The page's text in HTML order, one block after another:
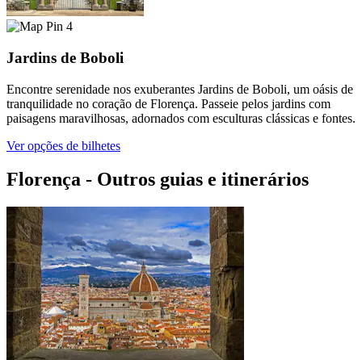
4
Jardins de Boboli
Encontre serenidade nos exuberantes Jardins de Boboli, um oásis de
tranquilidade no coração de Florença. Passeie pelos jardins com
paisagens maravilhosas, adornados com esculturas clássicas e fontes.
Ver opções de bilhetes
Florença - Outros guias e itinerários